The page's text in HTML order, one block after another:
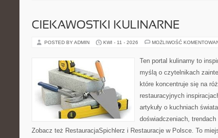
CIEKAWOSTKI KULINARNE
POSTED BY ADMIN KWI - 11 - 2026 MOŻLIWOŚĆ
Ten portal kulinarny to
myślą o czytelnikach
które koncentruje się na
restauracyjnych
artykuły o kuchniach
doświadczeniach,
Zobacz też RestauracjaSpichlerz i Restauracje w Polsce. To